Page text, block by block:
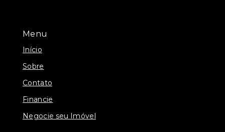
Menu
Início
Sobre
Contato
Financie
Negocie seu Imóvel